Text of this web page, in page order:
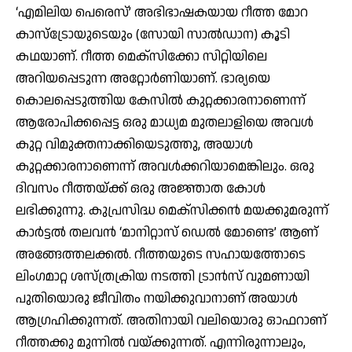
‘എമിലിയ പെരെസ്’ അഭിഭാഷകയായ റീത്ത മോറ
കാസ്‌ട്രോയുടെയും (സോയി സാല്‍ഡാന) കൂടി
കഥയാണ്. റീത്ത മെക്‌സിക്കോ സിറ്റിയിലെ
അറിയപ്പെടുന്ന അറ്റോര്‍ണിയാണ്. ഭാര്യയെ
കൊലപ്പെടുത്തിയ കേസില്‍ കുറ്റക്കാരനാണെന്ന്
ആരോപിക്കപ്പെട്ട ഒരു മാധ്യമ മുതലാളിയെ അവള്‍
കുറ്റ വിമുക്തനാക്കിയെടുത്തു, അയാള്‍
കുറ്റക്കാരനാണെന്ന് അവള്‍ക്കറിയാമെങ്കിലും. ഒരു
ദിവസം റീത്തയ്ക്ക് ഒരു അജ്ഞാത കോള്‍
ലഭിക്കുന്നു. കുപ്രസിദ്ധ മെക്‌സിക്കന്‍ മയക്കുമരുന്ന്
കാര്‍ട്ടല്‍ തലവന്‍ ‘മാനിറ്റാസ് ഡെല്‍ മോണ്ടെ’ ആണ്
അങ്ങേത്തലക്കല്‍. റീത്തയുടെ സഹായത്തോടെ
ലിംഗമാറ്റ ശസ്ത്രക്രിയ നടത്തി ട്രാന്‍സ് വുമണായി
പുതിയൊരു ജീവിതം നയിക്കുവാനാണ് അയാള്‍
ആഗ്രഹിക്കുന്നത്. അതിനായി വലിയൊരു ഓഫറാണ്
റീത്തക്കു മുന്നില്‍ വയ്ക്കുന്നത്. എന്നിരുന്നാലും,